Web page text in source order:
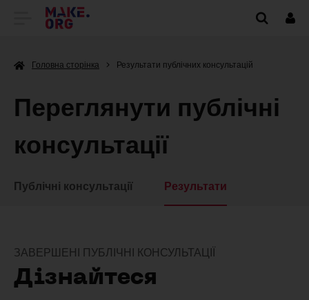
ПЕРЕЙТИ
ГОЛОВНУ
СТОРІНКУ
MAKE.ORG
Головна сторінка Результати публічних консультацій
Переглянути публічні
консультації
Публічні консультації Результати
ЗАВЕРШЕНІ ПУБЛІЧНІ КОНСУЛЬТАЦІЇ
Дізнайтеся